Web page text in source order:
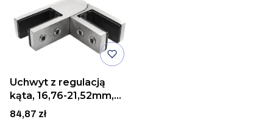
Uchwyt z regulacją
kąta, 16,76-21,52mm,
AISI 316, SZLIF
Cena
84,87 zł